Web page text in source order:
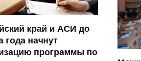
край и АСИ до
года начнут
программы по